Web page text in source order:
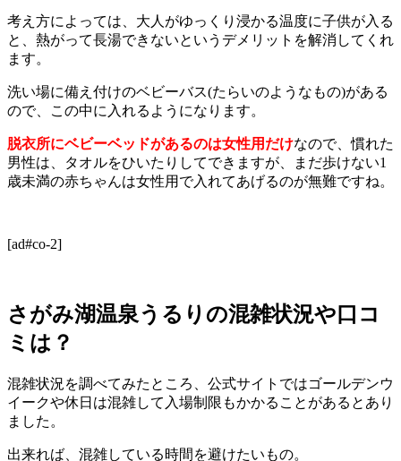
考え方によっては、大人がゆっくり浸かる温度に子供が入る
と、熱がって長湯できないというデメリットを解消してくれ
ます。
洗い場に備え付けのベビーバス(たらいのようなもの)がある
ので、この中に入れるようになります。
脱衣所にベビーベッドがあるのは女性用だけなので、慣れた
男性は、タオルをひいたりしてできますが、まだ歩けない1
歳未満の赤ちゃんは女性用で入れてあげるのが無難ですね。
[ad#co-2]
さがみ湖温泉うるりの混雑状況や口コ
ミは？
混雑状況を調べてみたところ、公式サイトではゴールデンウ
イークや休日は混雑して入場制限もかかることがあるとあり
ました。
出来れば、混雑している時間を避けたいもの。